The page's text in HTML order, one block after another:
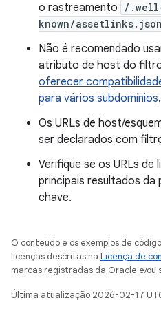
o rastreamento
/
known/assetlinks.json
Não é recomendado
atributo de host do
oferecer
para vários subdomínios.
Os URLs de host/
ser declarados com
Verifique se os URLs de
principais resultados da
chave.
O conteúdo e os exemplos de
licenças descritas na Licença de
marcas registradas da Oracle e/ou
Última atualização 2026-02-17